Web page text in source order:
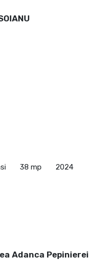
38 mp 2024
Adanca Pepinierei